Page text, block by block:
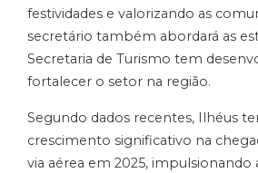
festividades e valorizando as
secretário também abordará as
Secretaria de Turismo tem
fortalecer o setor na região.
Segundo dados recentes, Ilhéus
crescimento significativo na
via aérea em 2025, impulsionando